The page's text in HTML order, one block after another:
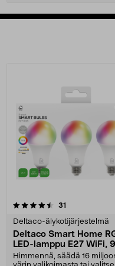
31
Deltaco-älykotijärjestelmä
Deltaco Smart Home
LED-lamppu E27 WiFi,
kpl
Himmennä, säädä 16
5.0 viidestä